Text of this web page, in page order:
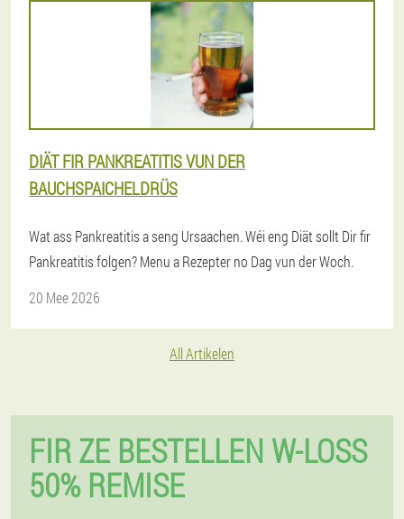
DIÄT FIR PANKREATITIS VUN DER
BAUCHSPAICHELDRÜS
Wat ass Pankreatitis a seng Ursaachen. Wéi eng Diät sollt Dir fir
Pankreatitis folgen? Menu a Rezepter no Dag vun der Woch.
20 Mee 2026
All Artikelen
FIR ZE BESTELLEN W-LOSS
50% REMISE